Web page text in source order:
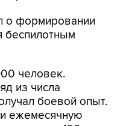
о формировании
беспилотным
человек.
из числа
боевой опыт.
ежемесячную